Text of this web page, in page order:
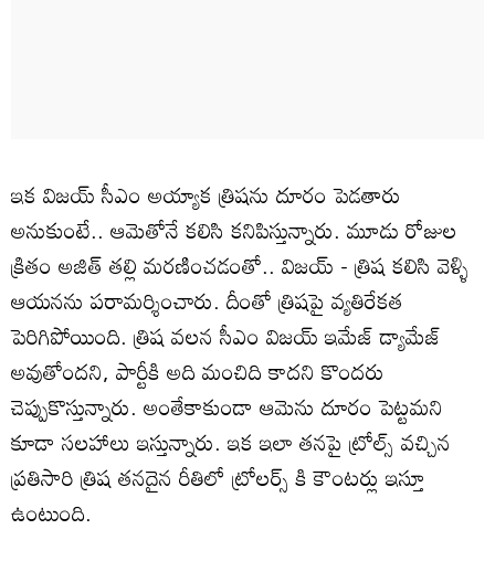
ఇక విజయ్ సీఎం అయ్యాక త్రిషను దూరం పెడతారు
అనుకుంటే.. ఆమెతోనే కలిసి కనిపిస్తున్నారు. మూడు రోజుల
క్రితం అజిత్ తల్లి మరణించడంతో.. విజయ్ - త్రిష కలిసి వెళ్ళి
ఆయనను పరామర్శించారు. దీంతో త్రిషపై వ్యతిరేకత
పెరిగిపోయింది. త్రిష వలన సీఎం విజయ్ ఇమేజ్ డ్యామేజ్
అవుతోందని, పార్టీకి అది మంచిది కాదని కొందరు
చెప్పుకొస్తున్నారు. అంతేకాకుండా ఆమెను దూరం పెట్టమని
కూడా సలహాలు ఇస్తున్నారు. ఇక ఇలా తనపై ట్రోల్స్ వచ్చిన
ప్రతిసారి త్రిష తనదైన రీతిలో ట్రోలర్స్ కి కౌంటర్లు ఇస్తూ
ఉంటుంది.